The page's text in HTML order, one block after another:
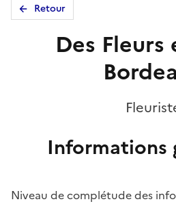
Retour
Des
Informations
Niveau de complétude des